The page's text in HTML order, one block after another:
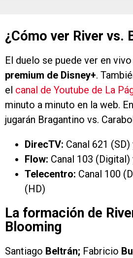
¿Cómo ver River vs.
El duelo se puede ver en
premium de Disney+.
el canal de Youtube de La
minuto a minuto en la web.
jugarán Bragantino vs.
DirecTV: Canal 621
Flow: Canal 103 (Digital)
Telecentro: Canal 100
(HD)
La formación de
Blooming
Santiago Beltrán; Fabricio